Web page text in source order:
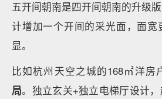
五开间朝南是四开间朝南的升级
计增加一个开间的采光面，面宽
显。
比如杭州天空之城的168㎡洋房
局。独立玄关+独立电梯厅设计